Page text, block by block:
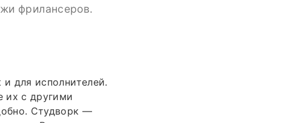
фрилансеров.
для исполнителей.
их с другими
Студворк —